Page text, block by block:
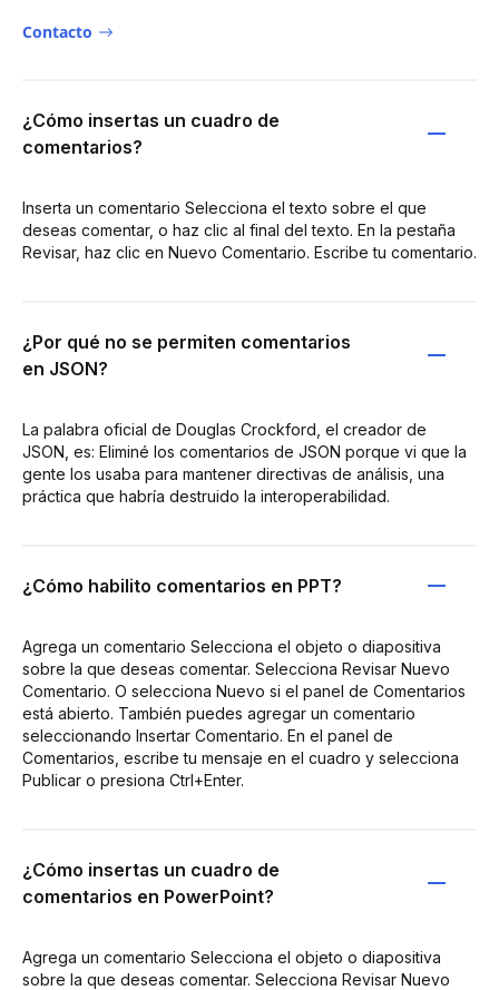
Contacto
¿Cómo insertas un cuadro de
comentarios?
Inserta un comentario Selecciona el texto sobre el que
deseas comentar, o haz clic al final del texto. En la pestaña
Revisar, haz clic en Nuevo Comentario. Escribe tu comentario.
¿Por qué no se permiten comentarios
en JSON?
La palabra oficial de Douglas Crockford, el creador de
JSON, es: Eliminé los comentarios de JSON porque vi que la
gente los usaba para mantener directivas de análisis, una
práctica que habría destruido la interoperabilidad.
¿Cómo habilito comentarios en PPT?
Agrega un comentario Selecciona el objeto o diapositiva
sobre la que deseas comentar. Selecciona Revisar Nuevo
Comentario. O selecciona Nuevo si el panel de Comentarios
está abierto. También puedes agregar un comentario
seleccionando Insertar Comentario. En el panel de
Comentarios, escribe tu mensaje en el cuadro y selecciona
Publicar o presiona Ctrl+Enter.
¿Cómo insertas un cuadro de
comentarios en PowerPoint?
Agrega un comentario Selecciona el objeto o diapositiva
sobre la que deseas comentar. Selecciona Revisar Nuevo